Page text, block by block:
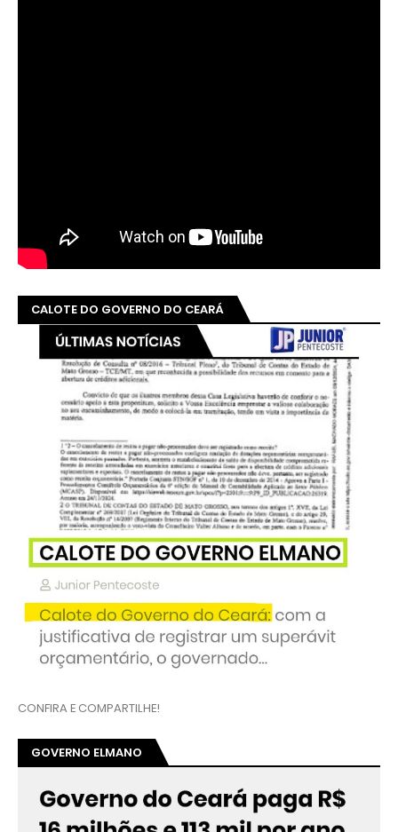
CALOTE DO GOVERNO DO CEARÁ
CONFIRA E COMPARTILHE!
GOVERNO ELMANO